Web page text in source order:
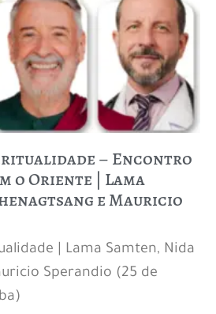
– Encontro
o Oriente | Lama
e Mauricio
| Lama Samten, Nida
Sperandio (25 de